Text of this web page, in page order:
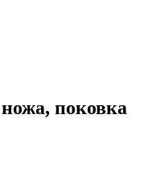
поковка